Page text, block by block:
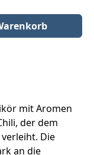
ein oder benutze
mit Aromen
der dem
Die
an die